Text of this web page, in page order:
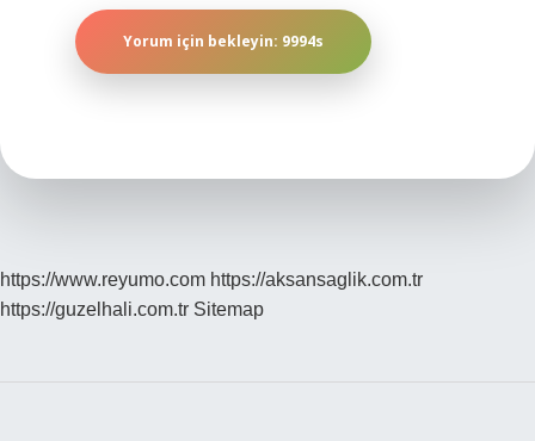
https://www.reyumo.com https://aksansaglik.com.tr
https://guzelhali.com.tr Sitemap